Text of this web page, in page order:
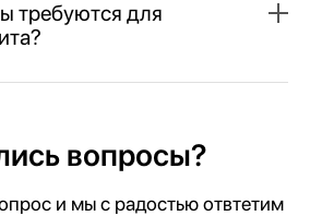
требуются для
вопросы?
и мы с радостью отвтетим